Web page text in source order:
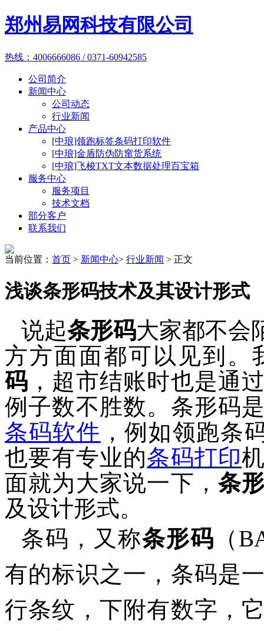
郑州易网科技有限公司
热线：4006666086 / 0371-60942585
公司简介
新闻中心
公司动态
行业新闻
产品中心
[中琅]领跑标签条码打印软件
[中琅]金盾防伪防窜货系统
[中琅]飞梭TXT文本数据处理百宝箱
服务中心
服务项目
技术文档
部分客户
联系我们
当前位置： 首页 > 新闻中心> 行业新闻 > 正文
浅谈条形码技术及其设计形式
说起条形码大家都不会
方方面面都可以见到。
码 ，超市结账时也是通
例子数不胜数。条形码
条码软件 ，例如领跑条
也要有专业的条码打印
面就为大家说一下， 条
及设计形式。
条码，又称条形码 （
有的标识之一，条码是
行条纹，下附有数字，